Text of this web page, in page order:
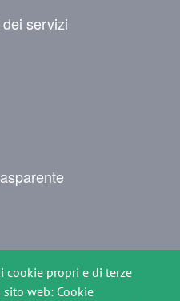
cookie propri e di terze
web: Cookie
servizi